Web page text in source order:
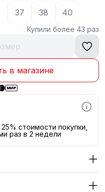
37 38 40
Купили более 43 раз
в магазине
стоимости покупки,
раз в 2 недели